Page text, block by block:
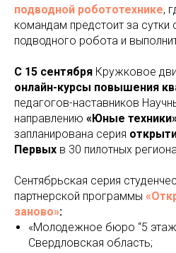
подводной робототехнике,
командам предстоит за сутки
подводного робота и
С 15 сентября Кружковое
онлайн-курсы повышения
педагогов-наставников
направлению «Юные
запланирована серия
Первых в 30 пилотных
Сентябрьская серия
партнерской программы
заново»:
«Молодежное бюро “5
Свердловская область;